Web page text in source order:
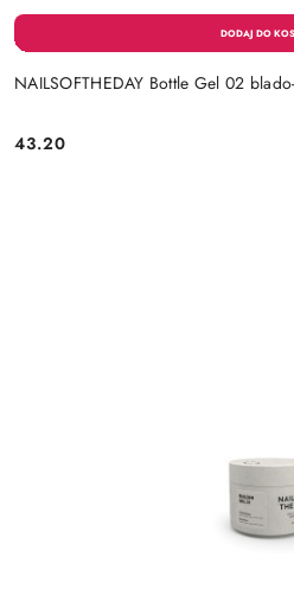
NAILSOFTHEDAY Bottle Gel 02
Cena:
43.20